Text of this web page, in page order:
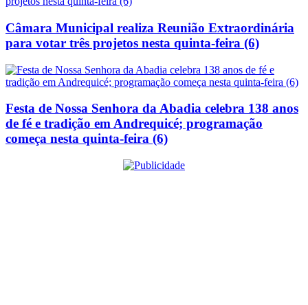
Câmara Municipal realiza Reunião Extraordinária
para votar três projetos nesta quinta-feira (6)
Festa de Nossa Senhora da Abadia celebra 138 anos
de fé e tradição em Andrequicé; programação
começa nesta quinta-feira (6)